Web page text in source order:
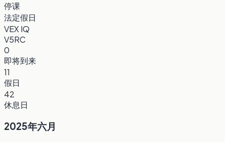
停课
法定假日
VEX IQ
V5RC
0
即将到来
11
假日
42
休息日
2025年六月